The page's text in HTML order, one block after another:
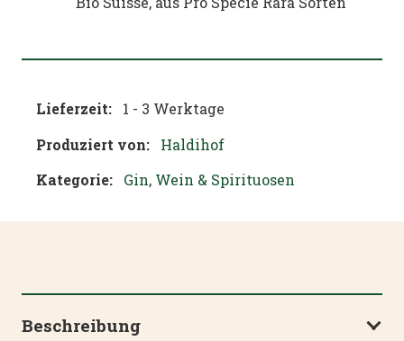
Lieferzeit:
1 - 3 Werktage
Produziert von:
Haldihof
Kategorie:
Gin, Wein & Spirituosen
Beschreibung